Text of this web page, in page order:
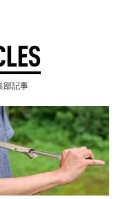
部記事